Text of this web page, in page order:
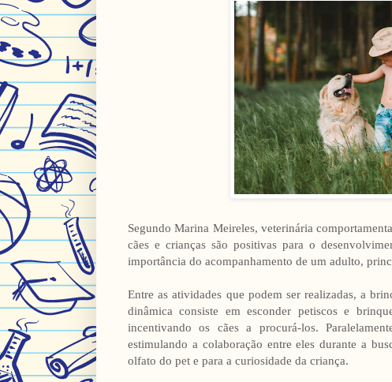
Segundo Marina Meireles, veterinária
cães e crianças são positivas para o
importância do acompanhamento de um adulto,
Entre as atividades que podem ser realizadas, a
dinâmica consiste em esconder petiscos e
incentivando os cães a procurá-los.
estimulando a colaboração entre eles durante a
olfato do pet e para a curiosidade da criança.